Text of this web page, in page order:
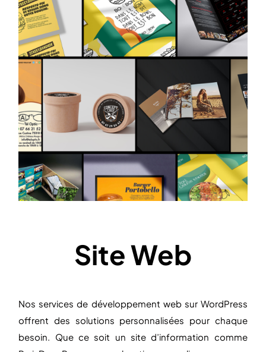
Site Web
Nos services de développement web sur WordPress
offrent des solutions personnalisées pour chaque
besoin. Que ce soit un site d’information comme